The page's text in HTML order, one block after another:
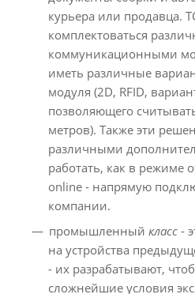
курьера или продавца.
комплектоваться
коммуникационными
иметь различные
модуля (2D, RFID,
позволяющего
метров). Также эти
различными
работать, как в режиме
online - напрямую
компании.
промышленный класс -
на устройства
- их разрабатывают,
сложнейшие условия